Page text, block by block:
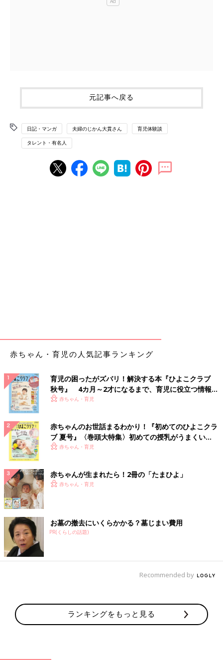
元記事へ戻る
日記・マンガ 夫婦のじかん大貫さん 育児体験談
タレント・有名人
赤ちゃん・育児の人気記事ランキング
育児の困ったがズバリ！解決する本『ひよこクラブ
秋号』 4カ月～2才になるまで、育児に役立つ情報が
いっぱい！
赤ちゃん・育児
赤ちゃんのお世話まるわかり！『初めてのひよこクラ
ブ 夏号』〈巻頭大特集〉初めての授乳がうまくい
く！ おっぱい・ミルクの基本と夏のトラブル 解決テ
赤ちゃん・育児
赤ちゃんが生まれたら！2冊の「たまひよ」
赤ちゃん・育児
お墓の撤去にいくらかかる？墓じまい費用
PR(くらしの話題)
Recommended by
ランキングをもっと見る